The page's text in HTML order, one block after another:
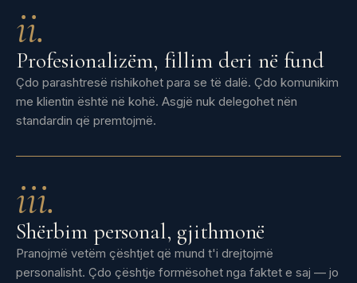
ii.
Profesionalizëm, fillim deri në fund
Çdo parashtresë rishikohet para se të dalë. Çdo komunikim
me klientin është në kohë. Asgjë nuk delegohet nën
standardin që premtojmë.
iii.
Shërbim personal, gjithmonë
Pranojmë vetëm çështjet që mund t'i drejtojmë
personalisht. Çdo çështje formësohet nga faktet e saj — jo